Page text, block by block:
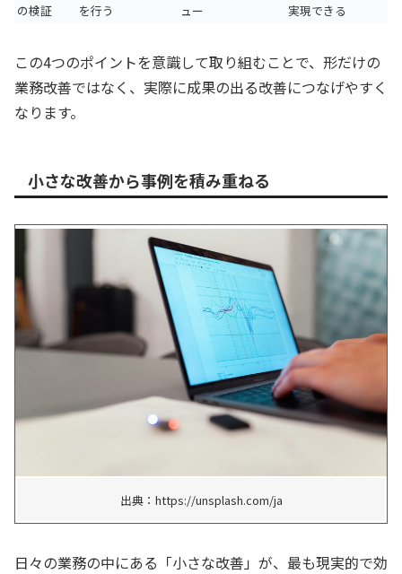
の検証
を行う
ュー
実現できる
この4つのポイントを意識して取り組むことで、形だけの
業務改善ではなく、実際に成果の出る改善につなげやすく
なります。
小さな改善から事例を積み重ねる
出典：https://unsplash.com/ja
日々の業務の中にある「小さな改善」が、最も現実的で効